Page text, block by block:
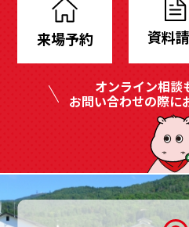
ご
用
来場予約 資料
オンライン相談
お問い合わせの際に